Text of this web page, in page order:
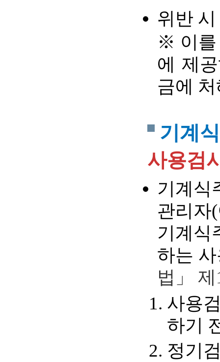
위반
※ 이를
에 제
금에
기계
사용검
기계식
관리자
기계식
하는
법」
사용
하기
정기